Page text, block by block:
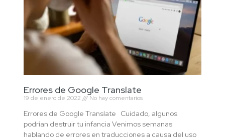
Errores de Google Translate
19 de enero de 2022 No hay comentarios
Errores de Google Translate Cuidado, algunos
podrían destruir tu infancia Venimos semanas
hablando de errores en traducciones a causa del uso